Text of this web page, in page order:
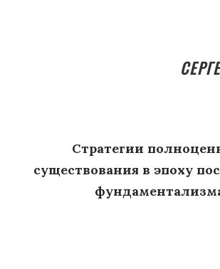
Стратегии
существования в эпоху